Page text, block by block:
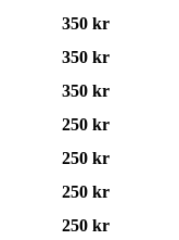
350 kr
350 kr
350 kr
250 kr
250 kr
250 kr
250 kr